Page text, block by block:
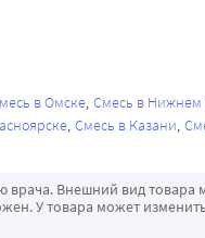
в Омске Смесь в Нижнем
Смесь в Казани
врача. Внешний вид
У товара может